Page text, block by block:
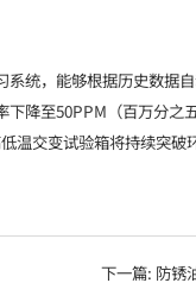
系统，能够根据历史数
降至50PPM（百万分之
交变试验箱将持续突破
下一篇: 防锈